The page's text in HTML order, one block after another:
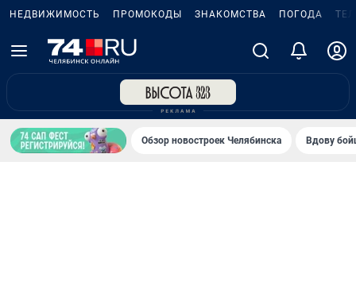
НЕДВИЖИМОСТЬ ПРОМОКОДЫ ЗНАКОМСТВА ПОГОДА
Обзор новостроек Челябинска Вдову